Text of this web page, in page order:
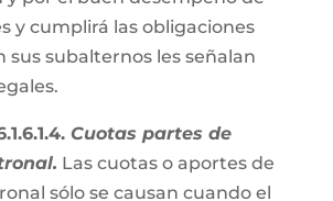
y cumplirá las obligaciones
sus subalternos les señalan
Cuotas partes de
Las cuotas o aportes de
sólo se causan cuando el